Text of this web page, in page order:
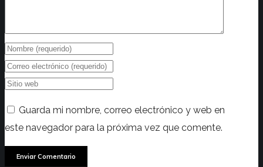
Guarda mi nombre, correo electrónico y web en
este navegador para la próxima vez que comente.